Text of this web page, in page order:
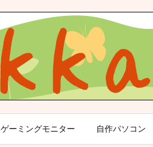
ゲーミングモニター 自作パソコン